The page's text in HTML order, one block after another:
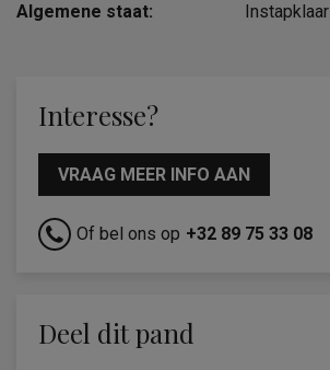
Algemene staat: Instapklaar
Interesse?
VRAAG MEER INFO AAN
Of bel ons op +32 89 75 33 08
Deel dit pand